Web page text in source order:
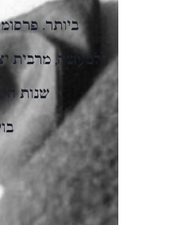
למעשה, מרבית
שנות